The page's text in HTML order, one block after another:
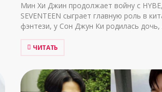
Мин Хи Джин продолжает войну с
SEVENTEEN сыграет главную роль в
фэнтези, у Сон Джун Ки родилась дочь,
ЧИТАТЬ